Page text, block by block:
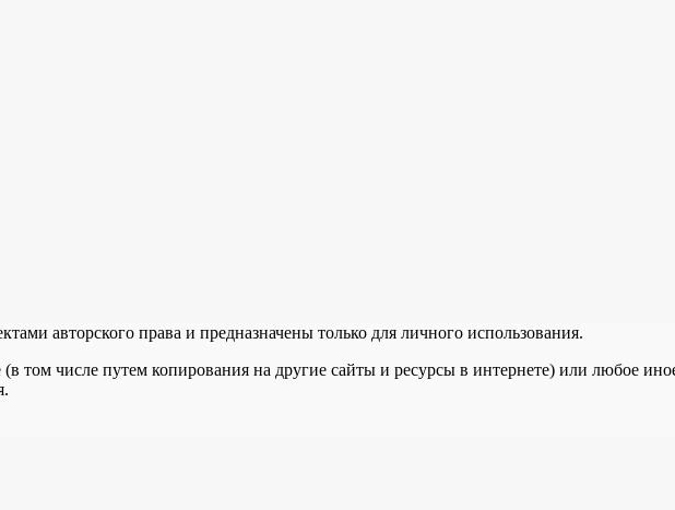
авторского права и предназначены только для личного использования.
(в том числе путем копирования на другие сайты и ресурсы в интернете) или любое